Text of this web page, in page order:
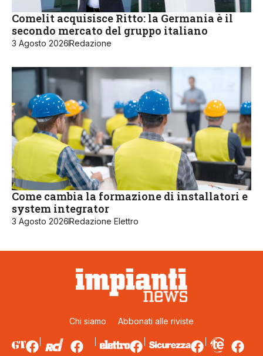
Comelit acquisisce Ritto: la Germania è il
secondo mercato del gruppo italiano
3 Agosto 2026Redazione
Come cambia la formazione di installatori e
system integrator
3 Agosto 2026Redazione Elettro
Chi siamo Abbonati alle riviste